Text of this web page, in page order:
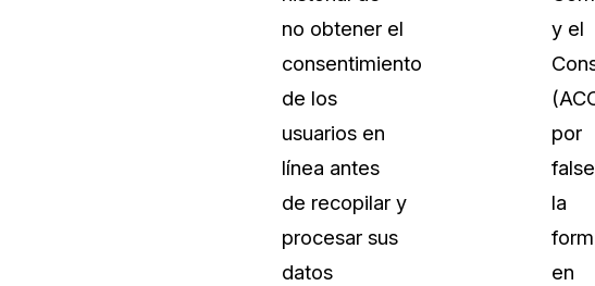
no obtener el
consentimiento
de los
usuarios en
línea antes
de recopilar y
procesar sus
datos
y el
por
la
en